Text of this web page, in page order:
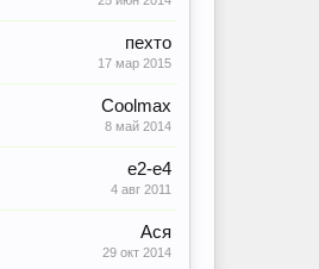
пехто
17 мар 2015
Coolmax
8 май 2014
е2-е4
4 авг 2011
Ася
29 окт 2014